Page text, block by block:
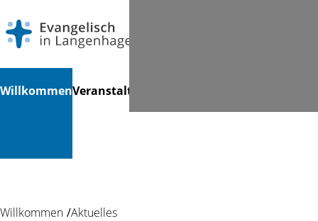
überspringen
WillkommenVeranstaltungen
Willkommen Aktuelles